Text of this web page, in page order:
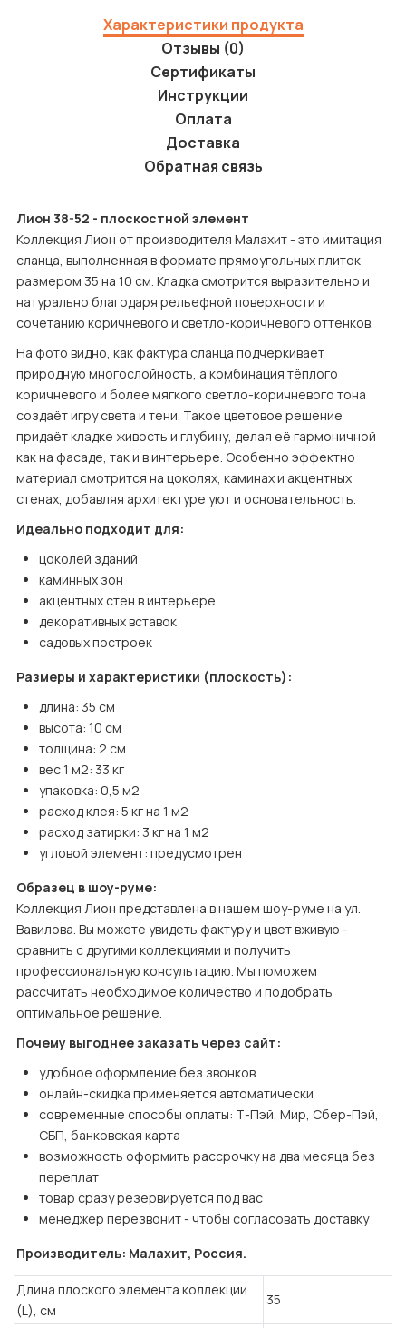
Характеристики продукта
Отзывы (0)
Сертификаты
Инструкции
Оплата
Доставка
Обратная связь
Лион 38-52 - плоскостной элемент
Коллекция Лион от производителя Малахит - это имитация
сланца, выполненная в формате прямоугольных плиток
размером 35 на 10 см. Кладка смотрится выразительно и
натурально благодаря рельефной поверхности и
сочетанию коричневого и светло-коричневого оттенков.
На фото видно, как фактура сланца подчёркивает
природную многослойность, а комбинация тёплого
коричневого и более мягкого светло-коричневого тона
создаёт игру света и тени. Такое цветовое решение
придаёт кладке живость и глубину, делая её гармоничной
как на фасаде, так и в интерьере. Особенно эффектно
материал смотрится на цоколях, каминах и акцентных
стенах, добавляя архитектуре уют и основательность.
Идеально подходит для:
цоколей зданий
каминных зон
акцентных стен в интерьере
декоративных вставок
садовых построек
Размеры и характеристики (плоскость):
длина: 35 см
высота: 10 см
толщина: 2 см
вес 1 м2: 33 кг
упаковка: 0,5 м2
расход клея: 5 кг на 1 м2
расход затирки: 3 кг на 1 м2
угловой элемент: предусмотрен
Образец в шоу-руме:
Коллекция Лион представлена в нашем шоу-руме на ул.
Вавилова. Вы можете увидеть фактуру и цвет вживую -
сравнить с другими коллекциями и получить
профессиональную консультацию. Мы поможем
рассчитать необходимое количество и подобрать
оптимальное решение.
Почему выгоднее заказать через сайт:
удобное оформление без звонков
онлайн-скидка применяется автоматически
современные способы оплаты: Т-Пэй, Мир, Сбер-Пэй,
СБП, банковская карта
возможность оформить рассрочку на два месяца без
переплат
товар сразу резервируется под вас
менеджер перезвонит - чтобы согласовать доставку
Производитель: Малахит, Россия.
Длина плоского элемента коллекции
(L), см
35